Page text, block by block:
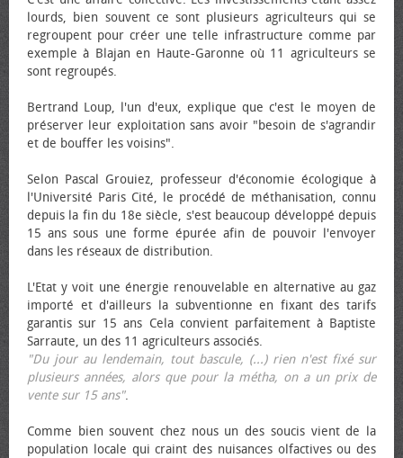
lourds, bien souvent ce sont plusieurs agriculteurs qui se
regroupent pour créer une telle infrastructure comme par
exemple à Blajan en Haute-Garonne où 11 agriculteurs se
sont regroupés.
Bertrand Loup, l'un d'eux, explique que c'est le moyen de
préserver leur exploitation sans avoir "besoin de s'agrandir
et de bouffer les voisins".
Selon Pascal Grouiez, professeur d'économie écologique à
l'Université Paris Cité, le procédé de méthanisation, connu
depuis la fin du 18e siècle, s'est beaucoup développé depuis
15 ans sous une forme épurée afin de pouvoir l'envoyer
dans les réseaux de distribution.
L'Etat y voit une énergie renouvelable en alternative au gaz
importé et d'ailleurs la subventionne en fixant des tarifs
garantis sur 15 ans Cela convient parfaitement à Baptiste
Sarraute, un des 11 agriculteurs associés.
"Du jour au lendemain, tout bascule, (...) rien n'est fixé sur
plusieurs années, alors que pour la métha, on a un prix de
vente sur 15 ans".
Comme bien souvent chez nous un des soucis vient de la
population locale qui craint des nuisances olfactives ou des